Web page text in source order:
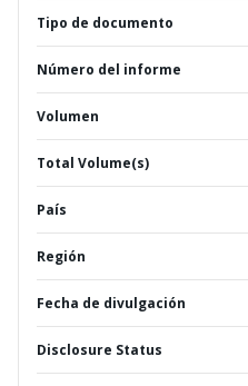
Tipo de documento
Número del informe
Volumen
Total Volume(s)
País
Región
Fecha de divulgación
Disclosure Status